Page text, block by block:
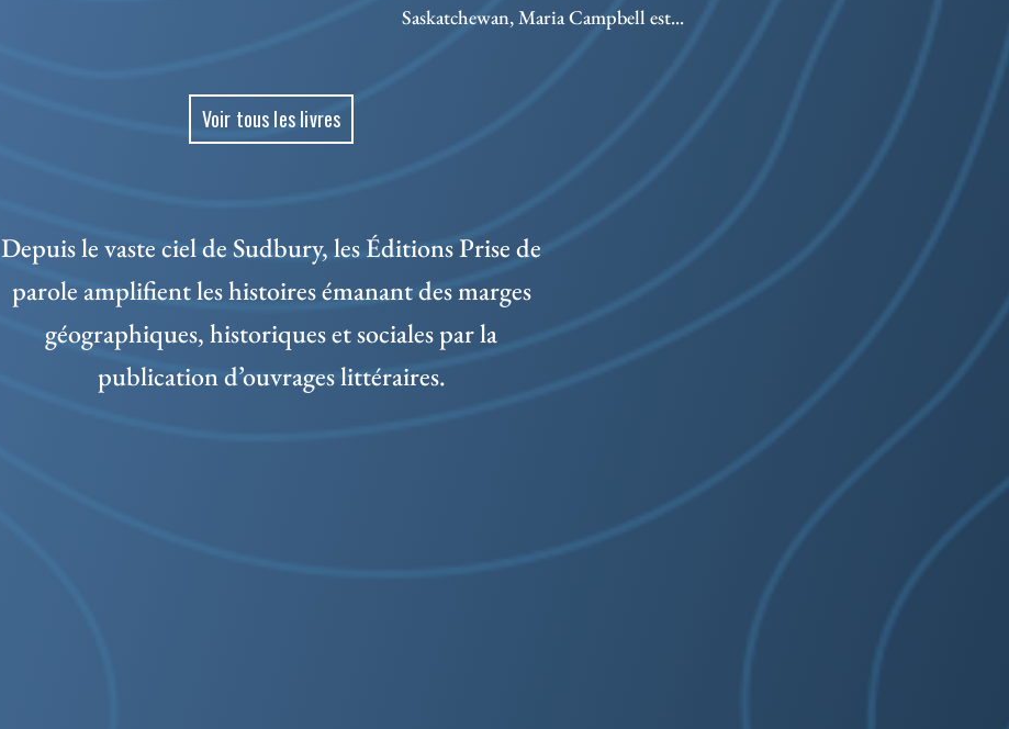
Saskatchewan, Maria Campbell est...
Voir tous les livres
Depuis le vaste ciel de Sudbury, les Éditions Prise de
parole amplifient les histoires émanant des marges
géographiques, historiques et sociales par la
publication d’ouvrages littéraires.